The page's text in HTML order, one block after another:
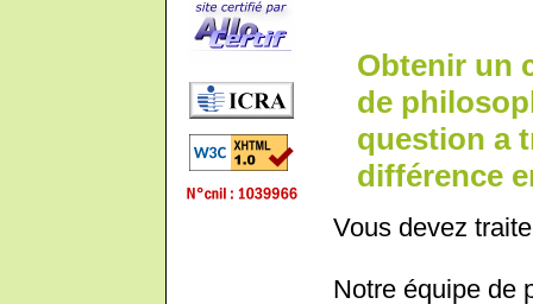
Obtenir un
de
question a
différence
Vous devez
Notre équipe de